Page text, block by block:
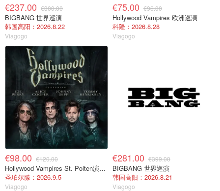
€237.00 €300.00
BIGBANG 世界巡演
韩国高阳：2026.8.22
Viagogo
€75.00 €96.00
Hollywood Vampires 欧洲巡演
科隆：2026.8.28
Viagogo
€98.00 €120.00
Hollywood Vampires St. Polten演唱会门票 2026年9月5日
圣珀尔滕：2026.9.5
Viagogo
€281.00 €399.00
BIGBANG 世界巡演
韩国高阳：2026.8.21
Viagogo